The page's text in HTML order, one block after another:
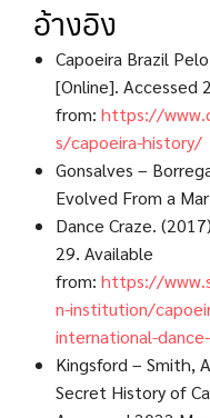
อ้างอิง
Capoeira Brazil
[Online]. Accessed
from: https://
s/capoeira-history/
Gonsalves –
Evolved From a
Dance Craze.
29. Available
from: https://
n-institution/
international-
Kingsford – Smith,
Secret History of